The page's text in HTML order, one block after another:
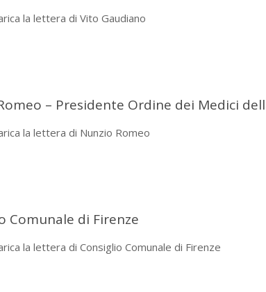
la lettera di Vito Gaudiano
– Presidente Ordine dei Medici
la lettera di Nunzio Romeo
Comunale di Firenze
la lettera di Consiglio Comunale di Firenze